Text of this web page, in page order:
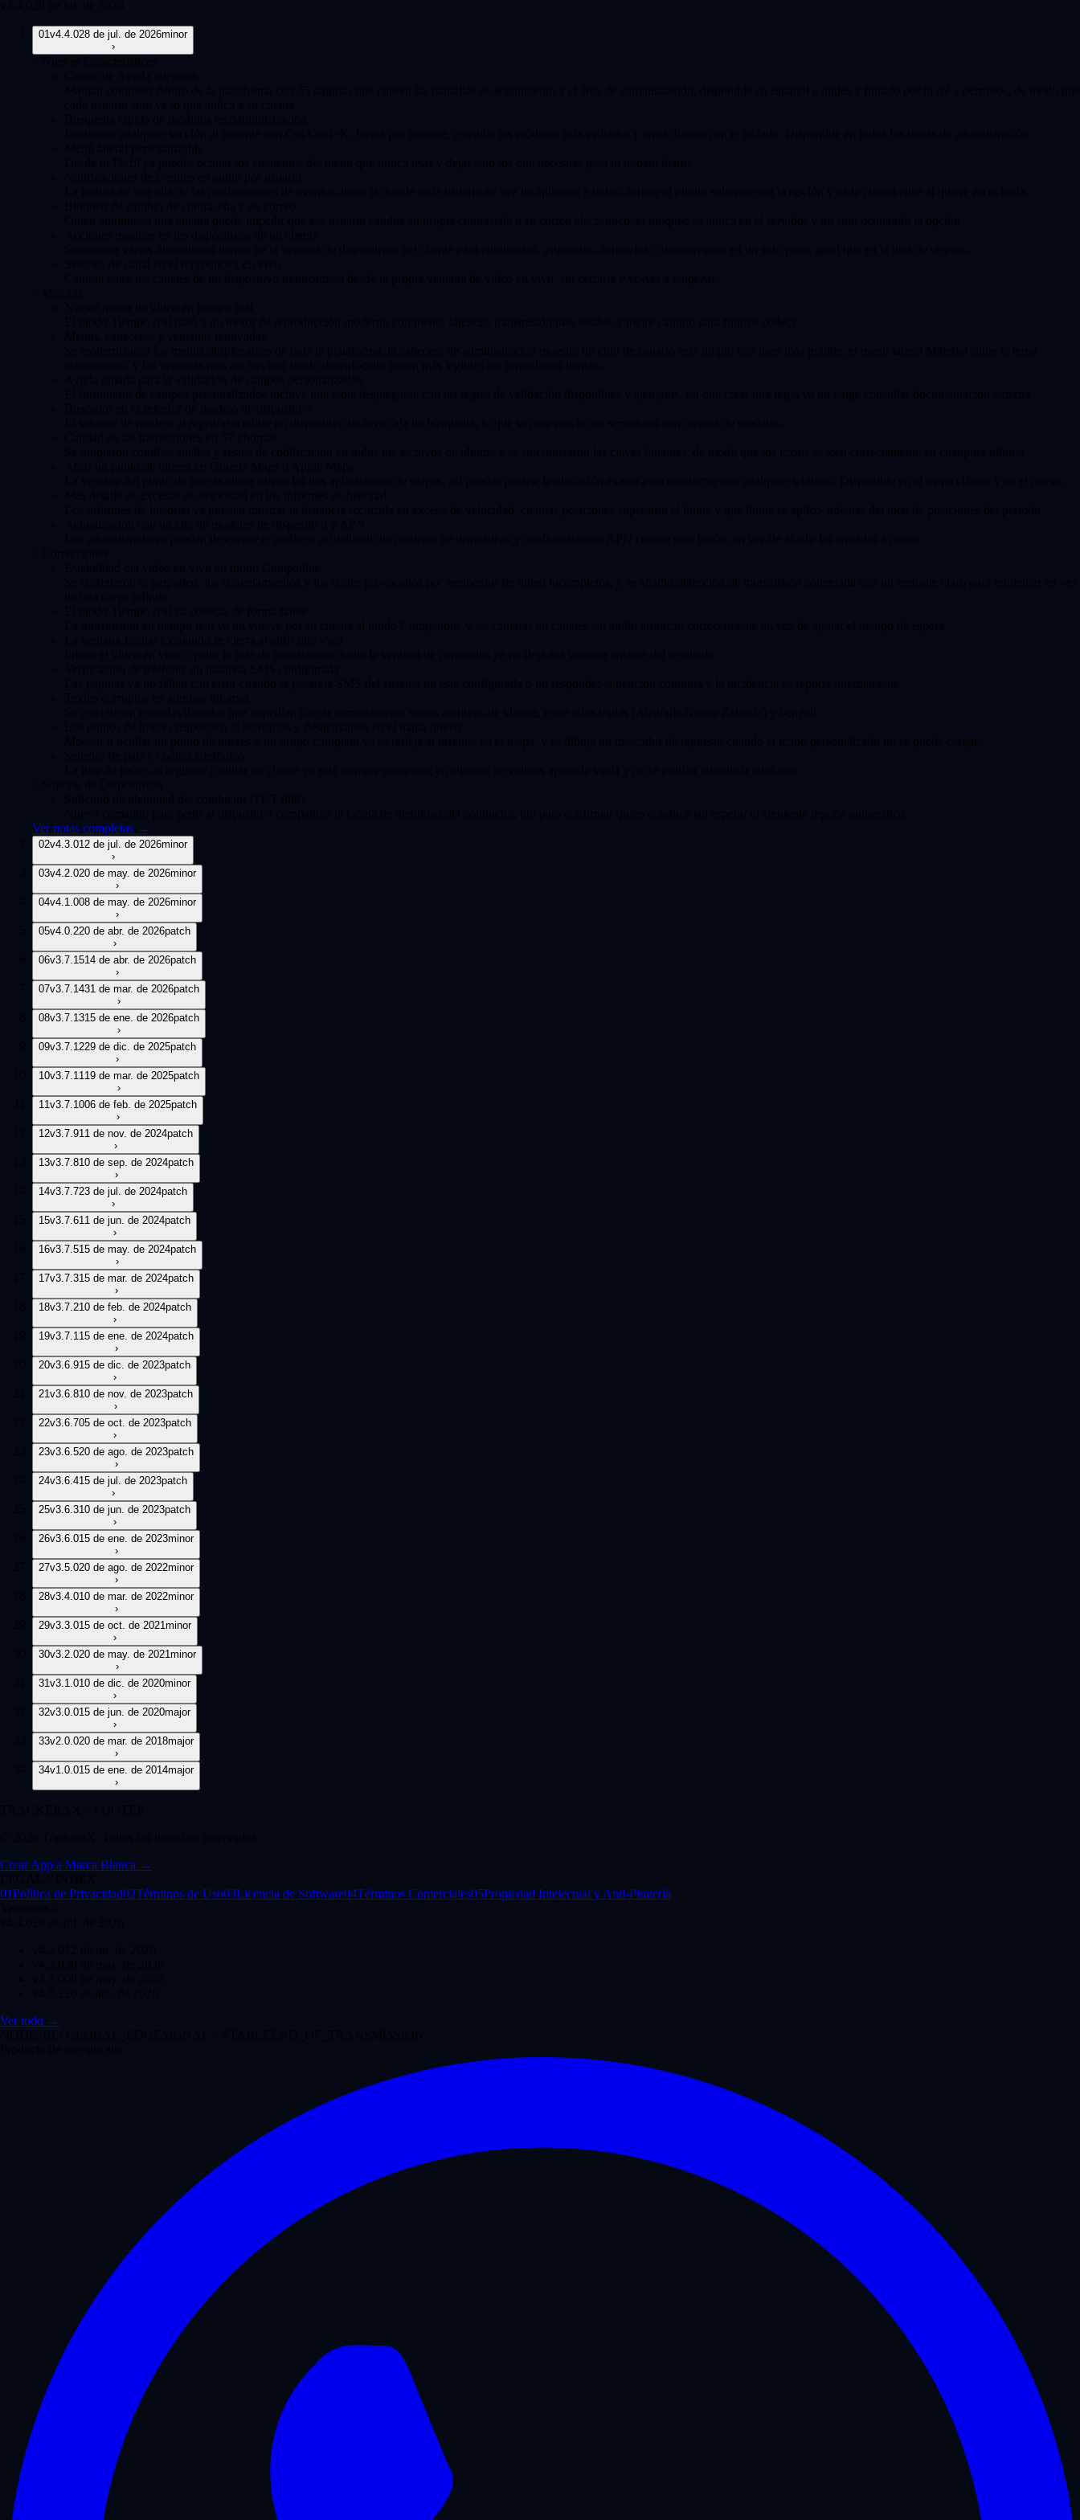
01 v4.4.028 de jul. de 2026minor
›
Ver notas completas →
02v4.3.012 de jul. de 2026minor
›
03v4.2.020 de may. de 2026minor
›
04v4.1.008 de may. de 2026minor
›
05v4.0.220 de abr. de 2026patch
›
06v3.7.1514 de abr. de 2026patch
›
07v3.7.1431 de mar. de 2026patch
›
08v3.7.1315 de ene. de 2026patch
›
09v3.7.1229 de dic. de 2025patch
›
10v3.7.11 19 de mar. de 2025patch
›
11 v3.7.1006 de feb. de 2025patch
›
12v3.7.911 de nov. de 2024patch
›
13v3.7.810 de sep. de 2024patch
›
14v3.7.723 de jul. de 2024patch
›
15v3.7.611 de jun. de 2024patch
›
16v3.7.515 de may. de 2024patch
›
17v3.7.315 de mar. de 2024patch
›
18v3.7.210 de feb. de 2024patch
›
19v3.7.1 15 de ene. de 2024patch
›
20v3.6.915 de dic. de 2023patch
›
21 v3.6.810 de nov. de 2023patch
›
22v3.6.705 de oct. de 2023patch
›
23v3.6.520 de ago. de 2023patch
›
24v3.6.415 de jul. de 2023patch
›
25v3.6.310 de jun. de 2023patch
›
26v3.6.015 de ene. de 2023minor
›
27v3.5.020 de ago. de 2022minor
›
28v3.4.010 de mar. de 2022minor
›
29v3.3.015 de oct. de 2021 minor
›
30v3.2.020 de may. de 2021 minor
›
31 v3.1.010 de dic. de 2020minor
›
32v3.0.015 de jun. de 2020major
›
33v2.0.020 de mar. de 2018major
›
34v1.0.015 de ene. de 2014major
›
Crear App a Marca Blanca →
01Política de Privacidad02Términos de Uso03Licencia de Software04Términos Comerciales05Propiedad Intelectual y Anti-Piratería
Ver todo →